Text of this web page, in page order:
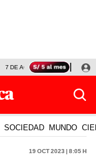
7 DE AGOSTO OLLANTA
SOCIEDAD MUNDO
19 Oct 2023 | 8:05 h